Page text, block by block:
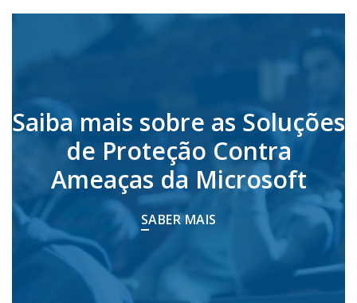
Saiba mais sobre as Soluções
de Proteção Contra
Ameaças da Microsoft
SABER MAIS